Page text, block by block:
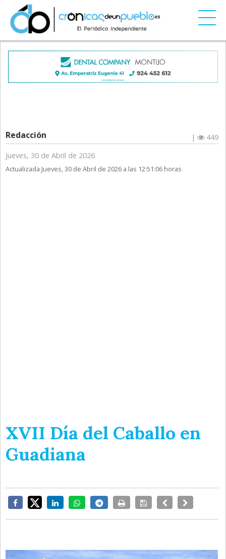
Redacción |
449
Jueves, 30 de Abril de 2026
Actualizada Jueves, 30 de Abril de 2026 a las 12:51:06 horas
XVII Día del Caballo en
Guadiana